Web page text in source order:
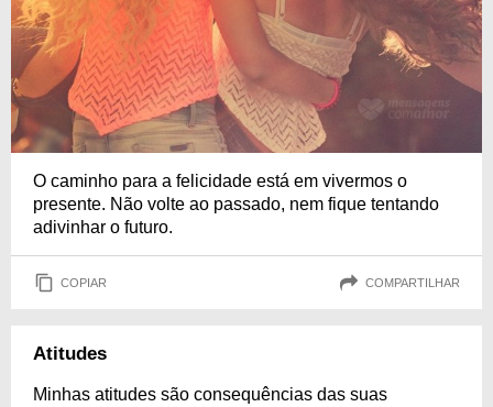
O caminho para a felicidade está em vivermos o
presente. Não volte ao passado, nem fique tentando
adivinhar o futuro.
COPIAR COMPARTILHAR
Atitudes
Minhas atitudes são consequências das suas